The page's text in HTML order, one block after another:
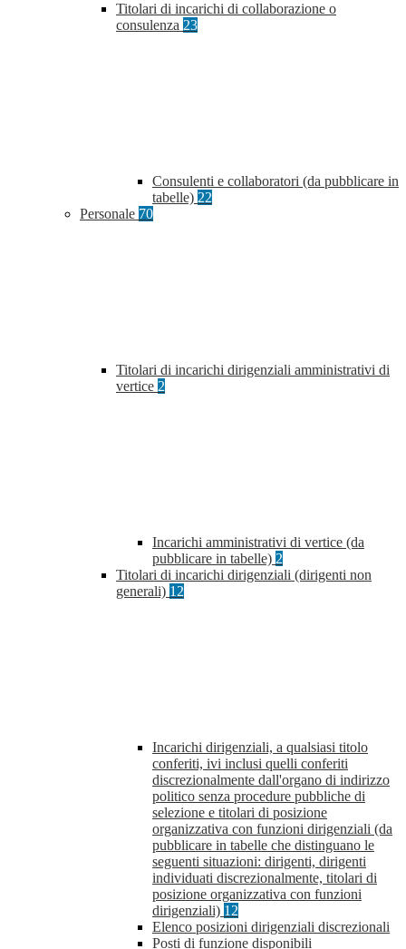
Titolari di incarichi di collaborazione o
consulenza 23
Consulenti e collaboratori (da pubblicare in
tabelle) 22
Personale 70
Titolari di incarichi dirigenziali amministrativi di
vertice 2
Incarichi amministrativi di vertice (da
pubblicare in tabelle) 2
Titolari di incarichi dirigenziali (dirigenti non
generali) 12
Incarichi dirigenziali, a qualsiasi titolo
conferiti, ivi inclusi quelli conferiti
discrezionalmente dall'organo di indirizzo
politico senza procedure pubbliche di
selezione e titolari di posizione
organizzativa con funzioni dirigenziali (da
pubblicare in tabelle che distinguano le
seguenti situazioni: dirigenti, dirigenti
individuati discrezionalmente, titolari di
posizione organizzativa con funzioni
dirigenziali) 12
Elenco posizioni dirigenziali discrezionali
Posti di funzione disponibili